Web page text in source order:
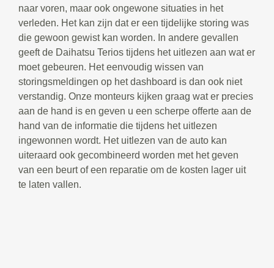
naar voren, maar ook ongewone situaties in het
verleden. Het kan zijn dat er een tijdelijke storing was
die gewoon gewist kan worden. In andere gevallen
geeft de Daihatsu Terios tijdens het uitlezen aan wat er
moet gebeuren. Het eenvoudig wissen van
storingsmeldingen op het dashboard is dan ook niet
verstandig. Onze monteurs kijken graag wat er precies
aan de hand is en geven u een scherpe offerte aan de
hand van de informatie die tijdens het uitlezen
ingewonnen wordt. Het uitlezen van de auto kan
uiteraard ook gecombineerd worden met het geven
van een beurt of een reparatie om de kosten lager uit
te laten vallen.